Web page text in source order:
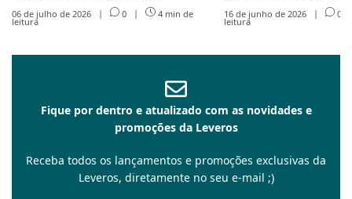
06 de julho de 2026 | 0 | 4 min de
leitura
16 de junho de 2026 | 0
leitura
Fique por dentro e atualizado com as novidades e
promoções da Leveros
Receba todos os lançamentos e promoções exclusivas da
Leveros, diretamente no seu e-mail ;)